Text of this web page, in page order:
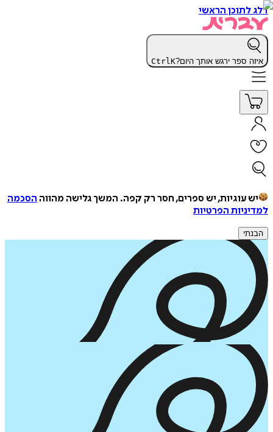
דלג לתוכן הראשי
איזה ספר ירגש אותך היום? CtrlK
יש עוגיות, יש ספרים, חסר רק קפה. המשך גלישה מהווה הסכמה
למדיניות הפרטיות
הבנתי